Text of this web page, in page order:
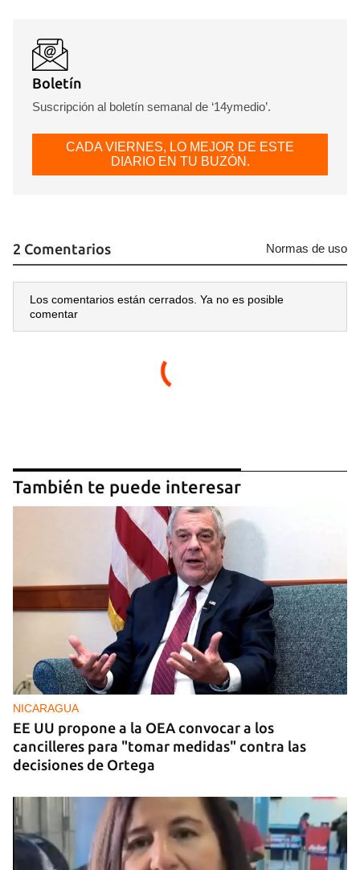
Guardar como favorito
Para poder guardar como favorito, primero has de
INICIAR SESIÓN CANCELAR
Boletín
Suscripción al boletín semanal de ‘14ymedio’.
CADA VIERNES, LO MEJOR DE ESTE
DIARIO EN TU BUZÓN.
2 Comentarios Normas de uso
Los comentarios están cerrados. Ya no es posible
comentar
También te puede interesar
NICARAGUA
EE UU propone a la OEA convocar a los
cancilleres para "tomar medidas" contra las
decisiones de Ortega